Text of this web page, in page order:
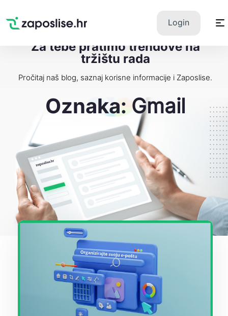
Login
Za tebe pratimo trendove na
tržištu rada
Pročitaj naš blog, saznaj korisne informacije i Zaposlise.
Oznaka:Gmail
×
Swipe Match Chat
Google Play
PREUZMI